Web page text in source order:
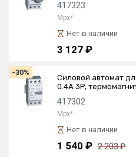
417323
Mpx³
Нет в наличии
3 127 ₽
-30%
Силовой автомат
0.4А 3P,
417302
Mpx³
Нет в наличии
1 540 ₽ 2 203 ₽